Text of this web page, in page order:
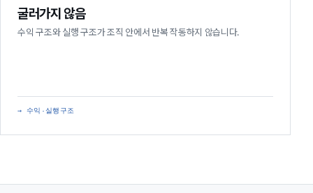
굴러가지 않음
수익 구조와 실행 구조가 조직 안에서 반복 작동하지 않습니다.
→ 수익·실행구조